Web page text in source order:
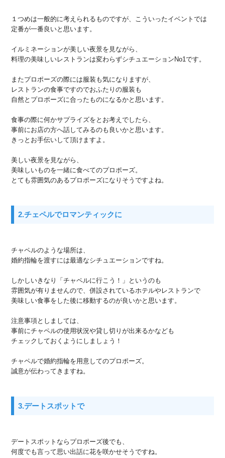
１つめは一般的に考えられるものですが、こういったイベントでは
定番が一番良いと思います。
イルミネーションが美しい夜景を見ながら、
料理の美味しいレストランは変わらずシチュエーションNo1です。
またプロポーズの際には服装も気になりますが、
レストランの食事ですのでおふたりの服装も
自然とプロポーズに合ったものになるかと思います。
食事の際に何かサプライズをとお考えでしたら、
事前にお店の方へ話してみるのも良いかと思います。
きっとお手伝いして頂けますよ。
美しい夜景を見ながら、
美味しいものを一緒に食べてのプロポーズ。
とても雰囲気のあるプロポーズになりそうですよね。
2.チェペルでロマンティックに
チャペルのような場所は、
婚約指輪を渡すには最適なシチュエーションですね。
しかしいきなり「チャペルに行こう！」というのも
雰囲気が有りませんので、併設されているホテルやレストランで
美味しい食事をした後に移動するのが良いかと思います。
注意事項としましては、
事前にチャペルの使用状況や貸し切りが出来るかなども
チェックしておくようにしましょう！
チャペルで婚約指輪を用意してのプロポーズ。
誠意が伝わってきますね。
3.デートスポットで
デートスポットならプロポーズ後でも、
何度でも言って思い出話に花を咲かせそうですね。